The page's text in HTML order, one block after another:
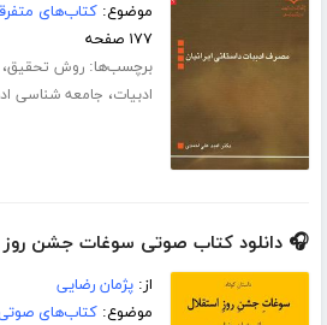
موضوع:کتاب‌های
۱۷۷ صفحه
برچسب‌ها:روش تحقیق،
ادبیات، جامعه شناسی
🎧 دانلود کتاب صوتی سوغات جشن روز
از:پژمان رضایی
موضوع:کتاب‌های صوتی